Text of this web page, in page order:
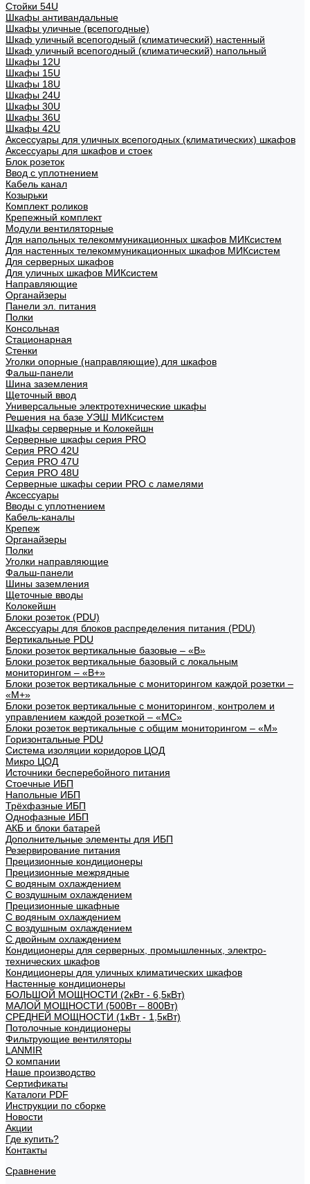
Стойки 54U
Шкафы антивандальные
Шкафы уличные (всепогодные)
Шкаф уличный всепогодный (климатический) настенный
Шкаф уличный всепогодный (климатический) напольный
Шкафы 12U
Шкафы 15U
Шкафы 18U
Шкафы 24U
Шкафы 30U
Шкафы 36U
Шкафы 42U
Аксессуары для уличных всепогодных (климатических) шкафов
Аксессуары для шкафов и стоек
Блок розеток
Ввод с уплотнением
Кабель канал
Козырьки
Комплект роликов
Крепежный комплект
Модули вентиляторные
Для напольных телекоммуникационных шкафов МИКсистем
Для настенных телекоммуникационных шкафов МИКсистем
Для серверных шкафов
Для уличных шкафов МИКсистем
Направляющие
Органайзеры
Панели эл. питания
Полки
Консольная
Стационарная
Стенки
Уголки опорные (направляющие) для шкафов
Фальш-панели
Шина заземления
Щеточный ввод
Универсальные электротехнические шкафы
Решения на базе УЭШ МИКсистем
Шкафы серверные и Колокейшн
Серверные шкафы серия PRO
Серия PRO 42U
Серия PRO 47U
Серия PRO 48U
Серверные шкафы серии PRO с ламелями
Аксессуары
Вводы с уплотнением
Кабель-каналы
Крепеж
Органайзеры
Полки
Уголки направляющие
Фальш-панели
Шины заземления
Щеточные вводы
Колокейшн
Блоки розеток (PDU)
Аксессуары для блоков распределения питания (PDU)
Вертикальные PDU
Блоки розеток вертикальные базовые – «В»
Блоки розеток вертикальные базовый с локальным
мониторингом – «В+»
Блоки розеток вертикальные с мониторингом каждой розетки –
«М+»
Блоки розеток вертикальные с мониторингом, контролем и
управлением каждой розеткой – «МС»
Блоки розеток вертикальные с общим мониторингом – «М»
Горизонтальные PDU
Система изоляции коридоров ЦОД
Микро ЦОД
Источники бесперебойного питания
Стоечные ИБП
Напольные ИБП
Трёхфазные ИБП
Однофазные ИБП
АКБ и блоки батарей
Дополнительные элементы для ИБП
Резервирование питания
Прецизионные кондиционеры
Прецизионные межрядные
С водяным охлаждением
С воздушным охлаждением
Прецизионные шкафные
С водяным охлаждением
С воздушным охлаждением
С двойным охлаждением
Кондиционеры для серверных, промышленных, электро-
технических шкафов
Кондиционеры для уличных климатических шкафов
Настенные кондиционеры
БОЛЬШОЙ МОЩНОСТИ (2кВт - 6,5кВт)
МАЛОЙ МОЩНОСТИ (500Вт – 800Вт)
СРЕДНЕЙ МОЩНОСТИ (1кВт - 1,5кВт)
Потолочные кондиционеры
Фильтрующие вентиляторы
LANMIR
О компании
Наше производство
Сертификаты
Каталоги PDF
Инструкции по сборке
Новости
Акции
Где купить?
Контакты
Сравнение